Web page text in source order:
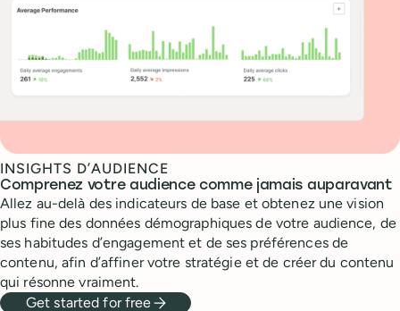
INSIGHTS D’AUDIENCE
Comprenez votre audience comme jamais auparavant
Allez au-delà des indicateurs de base et obtenez une vision
plus fine des données démographiques de votre audience, de
ses habitudes d’engagement et de ses préférences de
contenu, afin d’affiner votre stratégie et de créer du contenu
qui résonne vraiment.
Get started for free